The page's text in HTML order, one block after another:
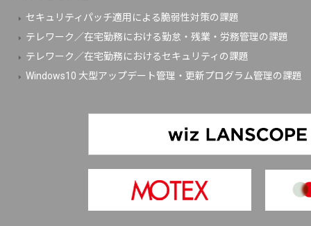
セキュリティパッチ適用による脆弱性対策の課題
テレワーク／在宅勤務における勤怠・残業・労務管理の課題
テレワーク／在宅勤務におけるセキュリティの課題
Windows10 大型アップデート管理・更新プログラム管理の課題